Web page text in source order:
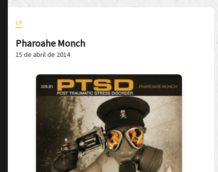
LP
Pharoahe Monch
15 de abril de 2014